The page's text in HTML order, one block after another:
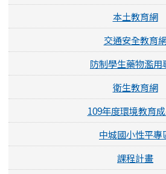
本土教育網
交通安全教育
防制學生藥物濫用
衛生教育網
109年度環境教育
中城國小性平專
課程計畫